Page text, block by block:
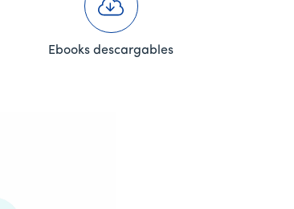
Ebooks descargables